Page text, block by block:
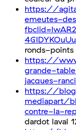
https://
emeutes-
ronds-points
https://
grande-
jacques-
https://
mediapart/
contre-la-
dardot laval